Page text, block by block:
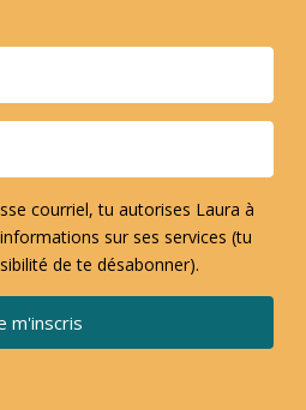
courriel, tu autorises Laura à
sur ses services (tu
de te désabonner).
m'inscris